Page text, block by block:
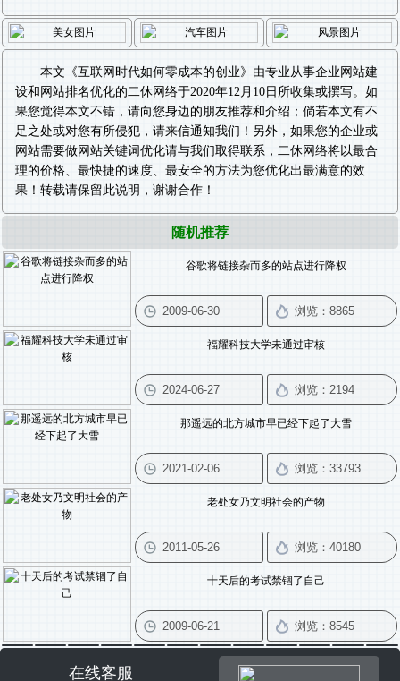
本文《互联网时代如何零成本的创业》由专业从事企业网站建
设和 网站排名优化的二休网络于2020年12月10日所收集或撰写。如
果您觉得本文不错，请向您身边的朋友推荐和介绍；倘若本文有不
足之处或对您有所侵犯，请来信通知我们！另外，如果您的企业或
网站需要做网站关键词优化请与我们取得联系，二休网络将以最合
理的价格、最快捷的速度、最安全的方法为您优化出最满意的效
果！转载请保留此说明，谢谢合作！
随机推荐
谷歌将链接杂而多的站点进行降权
福耀科技大学未通过审核
那遥远的北方城市早已经下起了大雪
老处女乃文明社会的产物
十天后的考试禁锢了自己
在线客服